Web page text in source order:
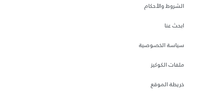
الشروط والأحكام
ابحث عنا
سياسة الخصوصية
ملفات الكوكيز
خريطة الموقع